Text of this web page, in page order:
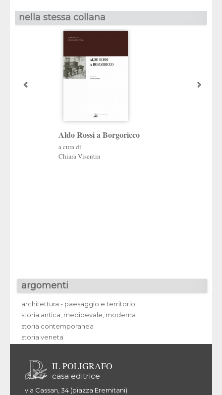
nella stessa collana
Aldo Rossi a Borgoricco
a cura di
Chiara Visentin
argomenti
architettura - paesaggio e territorio
storia antica, medioevale, moderna
storia contemporanea
storia veneta
IL POLIGRAFO
casa editrice
via Cassan, 34 (piazza Eremitani)